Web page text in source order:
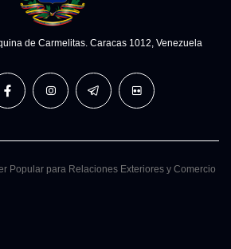
de Carmelitas. Caracas 1012, Venezuela
Popular para Relaciones Exteriores y Comercio